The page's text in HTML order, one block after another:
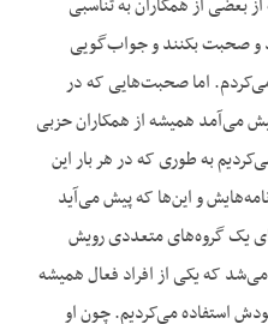
و صحبت بکنند و جواب‌گویی
می‌کردم. اما صحبت‌هایی که در
می‌آمد همیشه از همکاران حزبی
به طوری که در هر بار این
و این‌ها که پیش می‌آید
یک گروه‌‌های متعددی رویش
که یکی از افراد فعال همیشه
استفاده می‌کردیم. چون او